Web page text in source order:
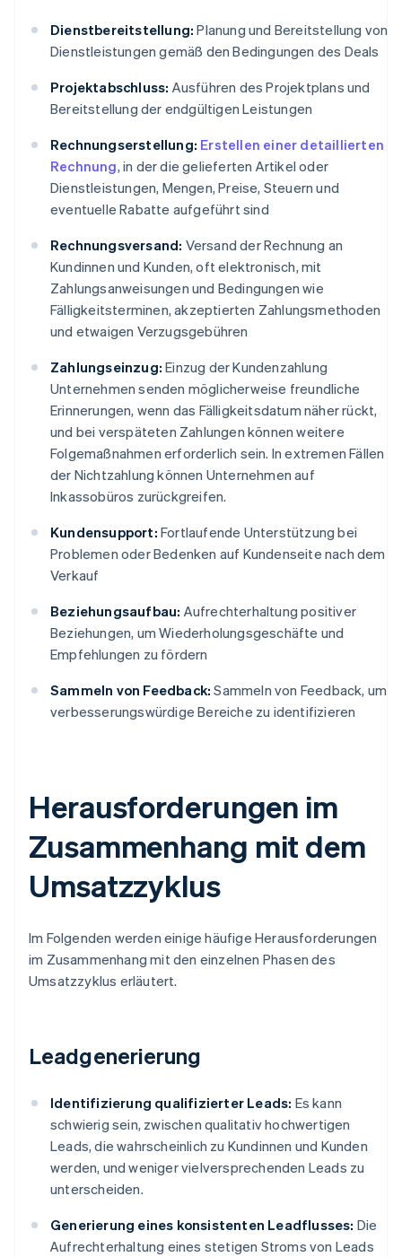
Dienstbereitstellung: Planung und Bereitstellung von
Dienstleistungen gemäß den Bedingungen des Deals
Projektabschluss: Ausführen des Projektplans und
Bereitstellung der endgültigen Leistungen
Rechnungserstellung: Erstellen einer detaillierten
Rechnung, in der die gelieferten Artikel oder
Dienstleistungen, Mengen, Preise, Steuern und
eventuelle Rabatte aufgeführt sind
Rechnungsversand: Versand der Rechnung an
Kundinnen und Kunden, oft elektronisch, mit
Zahlungsanweisungen und Bedingungen wie
Fälligkeitsterminen, akzeptierten Zahlungsmethoden
und etwaigen Verzugsgebühren
Zahlungseinzug: Einzug der Kundenzahlung
Unternehmen senden möglicherweise freundliche
Erinnerungen, wenn das Fälligkeitsdatum näher rückt,
und bei verspäteten Zahlungen können weitere
Folgemaßnahmen erforderlich sein. In extremen Fällen
der Nichtzahlung können Unternehmen auf
Inkassobüros zurückgreifen.
Kundensupport: Fortlaufende Unterstützung bei
Problemen oder Bedenken auf Kundenseite nach dem
Verkauf
Beziehungsaufbau: Aufrechterhaltung positiver
Beziehungen, um Wiederholungsgeschäfte und
Empfehlungen zu fördern
Sammeln von Feedback: Sammeln von Feedback, um
verbesserungswürdige Bereiche zu identifizieren
Herausforderungen im
Zusammenhang mit dem
Umsatzzyklus
Im Folgenden werden einige häufige Herausforderungen
im Zusammenhang mit den einzelnen Phasen des
Umsatzzyklus erläutert.
Leadgenerierung
Identifizierung qualifizierter Leads: Es kann
schwierig sein, zwischen qualitativ hochwertigen
Leads, die wahrscheinlich zu Kundinnen und Kunden
werden, und weniger vielversprechenden Leads zu
unterscheiden.
Generierung eines konsistenten Leadflusses: Die
Aufrechterhaltung eines stetigen Stroms von Leads